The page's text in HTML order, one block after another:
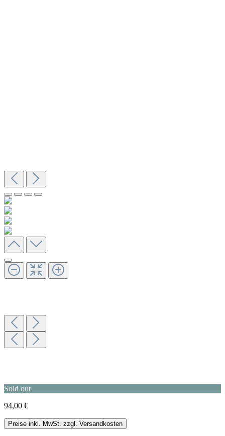
Sold out
94,00 €
Preise inkl. MwSt. zzgl. Versandkosten